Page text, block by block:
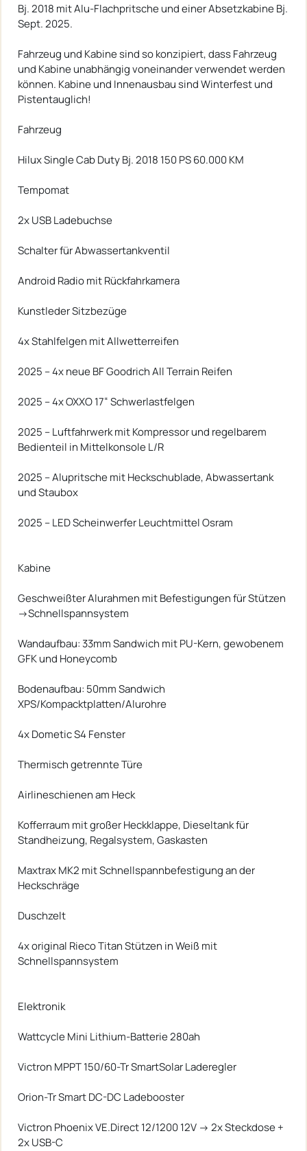
Bj. 2018 mit Alu-Flachpritsche und einer Absetzkabine Bj.
Sept. 2025.
Fahrzeug und Kabine sind so konzipiert, dass Fahrzeug
und Kabine unabhängig voneinander verwendet werden
können. Kabine und Innenausbau sind Winterfest und
Pistentauglich!
Fahrzeug
Hilux Single Cab Duty Bj. 2018 150 PS 60.000 KM
Tempomat
2x USB Ladebuchse
Schalter für Abwassertankventil
Android Radio mit Rückfahrkamera
Kunstleder Sitzbezüge
4x Stahlfelgen mit Allwetterreifen
2025 – 4x neue BF Goodrich All Terrain Reifen
2025 – 4x OXXO 17“ Schwerlastfelgen
2025 – Luftfahrwerk mit Kompressor und regelbarem
Bedienteil in Mittelkonsole L/R
2025 – Alupritsche mit Heckschublade, Abwassertank
und Staubox
2025 – LED Scheinwerfer Leuchtmittel Osram
Kabine
Geschweißter Alurahmen mit Befestigungen für Stützen
->Schnellspannsystem
Wandaufbau: 33mm Sandwich mit PU-Kern, gewobenem
GFK und Honeycomb
Bodenaufbau: 50mm Sandwich
XPS/Kompacktplatten/Alurohre
4x Dometic S4 Fenster
Thermisch getrennte Türe
Airlineschienen am Heck
Kofferraum mit großer Heckklappe, Dieseltank für
Standheizung, Regalsystem, Gaskasten
Maxtrax MK2 mit Schnellspannbefestigung an der
Heckschräge
Duschzelt
4x original Rieco Titan Stützen in Weiß mit
Schnellspannsystem
Elektronik
Wattcycle Mini Lithium-Batterie 280ah
Victron MPPT 150/60-Tr SmartSolar Laderegler
Orion-Tr Smart DC-DC Ladebooster
Victron Phoenix VE.Direct 12/1200 12V -> 2x Steckdose +
2x USB-C